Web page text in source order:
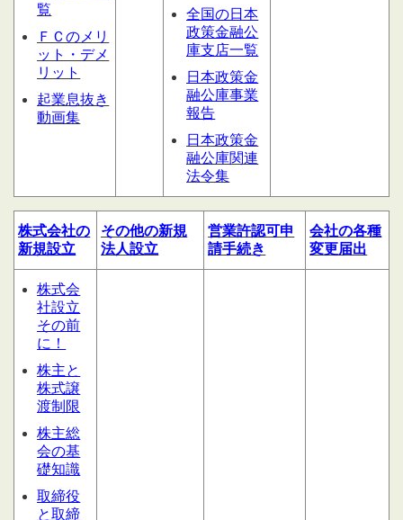
覧
ＦＣのメリ
ット・デメ
リット
起業息抜き
動画集
全国の日本
政策金融公
庫支店一覧
日本政策金
融公庫事業
報告
日本政策金
融公庫関連
法令集
株式会社の
新規設立
その他の新規
法人設立
営業許認可申
請手続き
会社の各種
変更届出
株式会
社設立
その前
に！
株主と
株式譲
渡制限
株主総
会の基
礎知識
取締役
と取締